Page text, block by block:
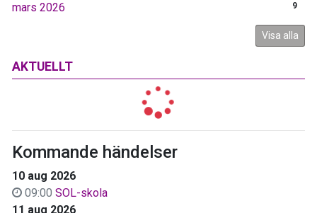
mars 2026 9
Visa alla
AKTUELLT
Kommande händelser
10 aug 2026
09:00 SOL-skola
11 aug 2026